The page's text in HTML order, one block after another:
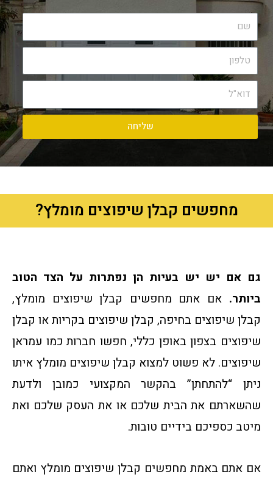
שליחה
מחפשים קבלן שיפוצים מומלץ?
גם אם יש יש בעיות הן נפתרות על הצד הטוב
ביותר. אם אתם מחפשים קבלן שיפוצים מומלץ,
קבלן שיפוצים בחיפה, קבלן שיפוצים בקריות או קבלן
שיפוצים בצפון באופן כללי, חפשו חברות כמו עמראן
שיפוצים. לא פשוט למצוא קבלן שיפוצים מומלץ איתו
ניתן “להתחתן” בהקשר המקצועי כמובן ולדעת
שהשארתם את הבית שלכם או את העסק שלכם ואת
מיטב כספיכם בידיים טובות.
אם אתם באמת מחפשים קבלן שיפוצים מומלץ ואתם